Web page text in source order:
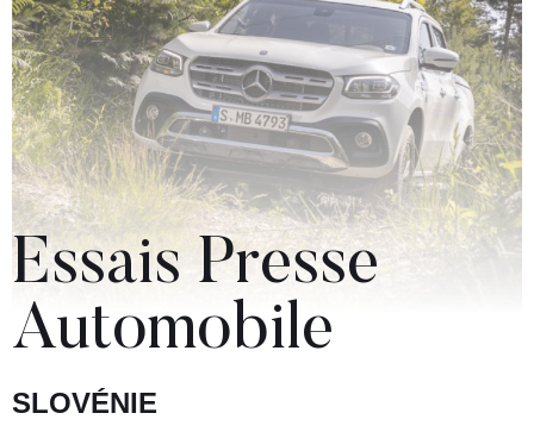
Essais Presse
Automobile
SLOVÉNIE